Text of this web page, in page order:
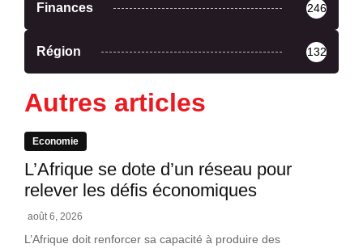
Finances 246
Région 132
Autres articles
Economie
L’Afrique se dote d’un réseau pour
relever les défis économiques
août 6, 2026
L’Afrique doit renforcer sa capacité à produire des